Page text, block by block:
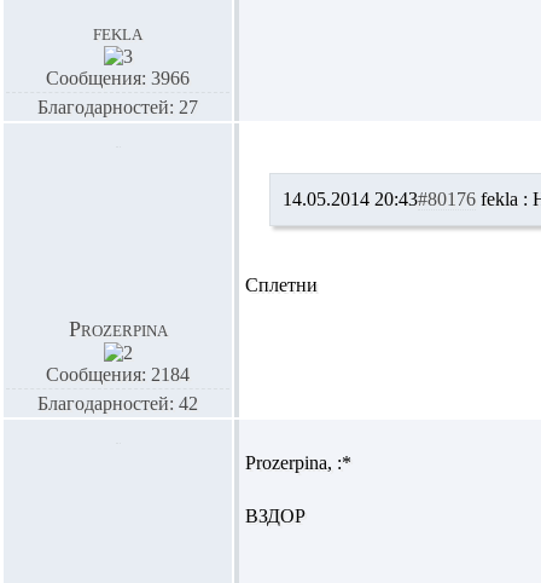
fekla
Сообщения: 3966
Благодарностей: 27
Prozerpina
Сообщения: 2184
Благодарностей: 42
14.05.2014 20:43#80176 fekla :
Сплетни
Prozerpina, :*
ВЗДОР